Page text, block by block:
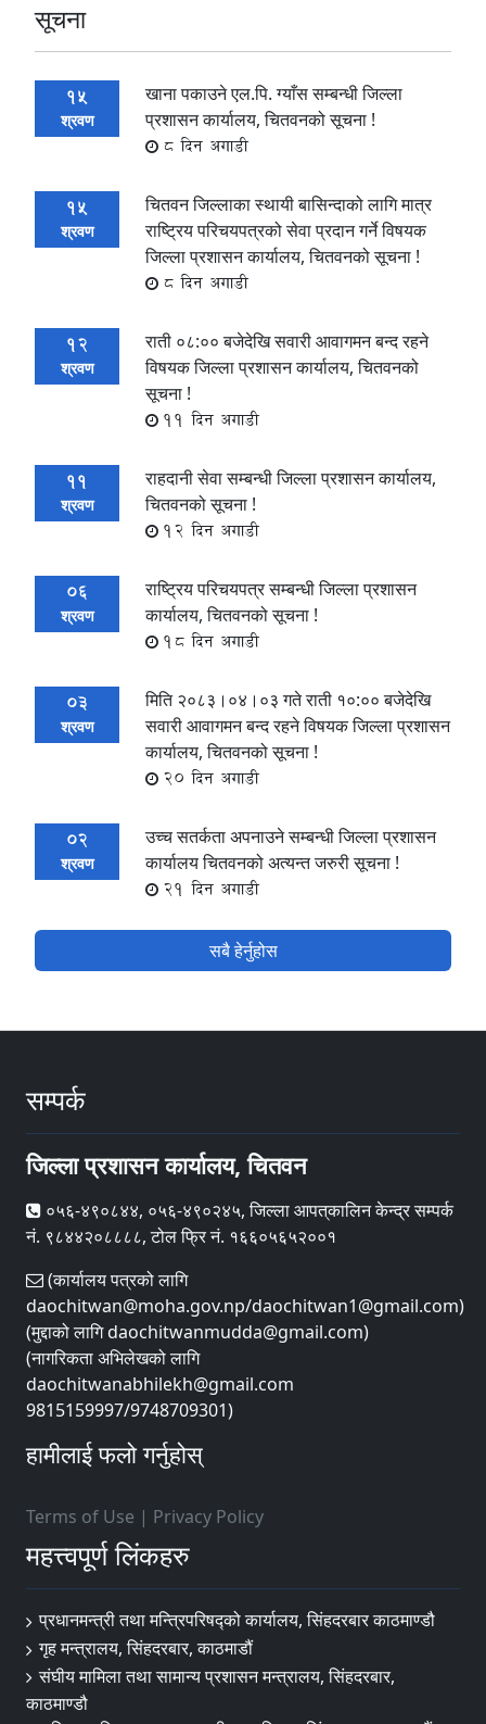
सूचना
15
श्रवण
खाना पकाउने एल.पि. ग्याँस सम्बन्धी जिल्ला
प्रशासन कार्यालय, चितवनको सूचना !
8 दिन अगाडी
15
श्रवण
चितवन जिल्लाका स्थायी बासिन्दाको लागि मात्र
राष्ट्रिय परिचयपत्रको सेवा प्रदान गर्ने विषयक
जिल्ला प्रशासन कार्यालय, चितवनको सूचना !
8 दिन अगाडी
12
श्रवण
राती ०८:०० बजेदेखि सवारी आवागमन बन्द रहने
विषयक जिल्ला प्रशासन कार्यालय, चितवनको
सूचना !
11 दिन अगाडी
11
श्रवण
राहदानी सेवा सम्बन्धी जिल्ला प्रशासन कार्यालय,
चितवनको सूचना !
12 दिन अगाडी
06
श्रवण
राष्ट्रिय परिचयपत्र सम्बन्धी जिल्ला प्रशासन
कार्यालय, चितवनको सूचना !
18 दिन अगाडी
03
श्रवण
मिति २०८३।०४।०३ गते राती १०:०० बजेदेखि
सवारी आवागमन बन्द रहने विषयक जिल्ला प्रशासन
कार्यालय, चितवनको सूचना !
20 दिन अगाडी
02
श्रवण
उच्च सतर्कता अपनाउने सम्बन्धी जिल्ला प्रशासन
कार्यालय चितवनको अत्यन्त जरुरी सूचना !
21 दिन अगाडी
सबै हेर्नुहोस
सम्पर्क
जिल्ला प्रशासन कार्यालय, चितवन
०५६-४९०८४४, ०५६-४९०२४५, जिल्ला आपत्‌कालिन केन्द्र सम्पर्क
नं. ९८४४२०८८८८, टोल फ्रि नं. १६६०५६५२००१
(कार्यालय पत्रको लागि
daochitwan@moha.gov.np/daochitwan1@gmail.com)
(मुद्दाको लागि daochitwanmudda@gmail.com)
(नागरिकता अभिलेखको लागि
daochitwanabhilekh@gmail.com
9815159997/9748709301)
हामीलाई फलो गर्नुहोस्
Terms of Use | Privacy Policy
महत्त्वपूर्ण लिंकहरु
प्रधानमन्त्री तथा मन्त्रिपरिषद्को कार्यालय, सिंहदरबार काठमाण्डौ
गृह मन्त्रालय, सिंहदरबार, काठमाडौं
संघीय मामिला तथा सामान्य प्रशासन मन्त्रालय, सिंहदरबार,
काठमाण्डौ